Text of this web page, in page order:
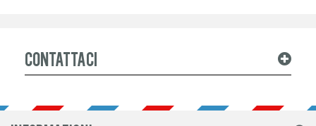
Contattaci